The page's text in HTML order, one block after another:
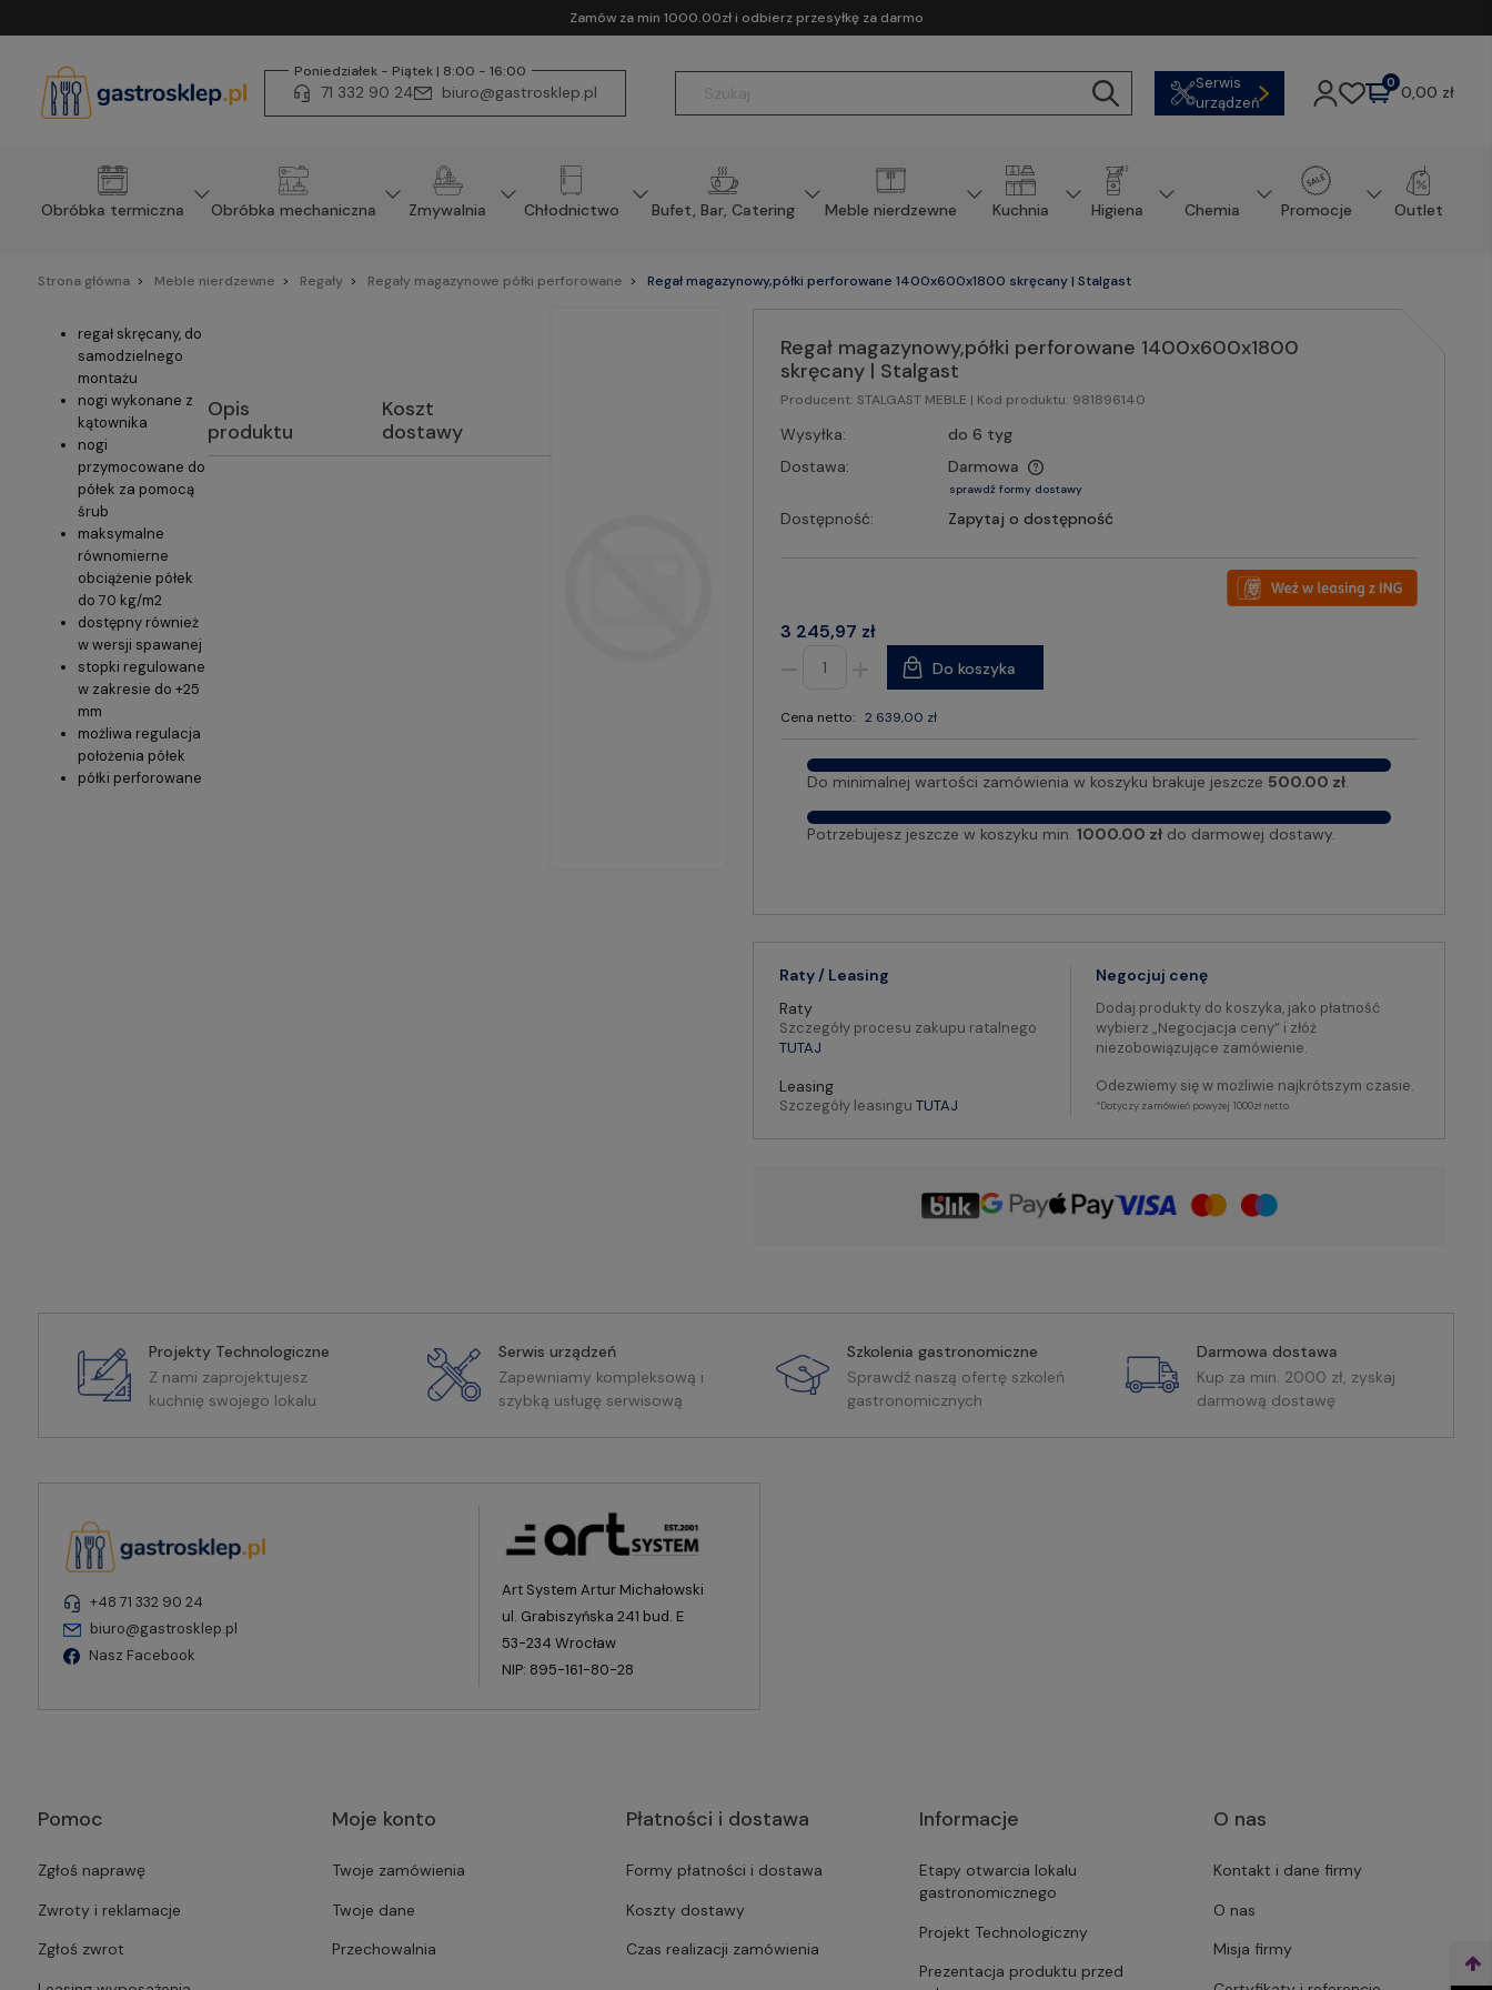
Zamów za min 1000.00zł i odbierz przesyłkę za darmo
Poniedziałek - Piątek | 8:00 - 16:00
71 332 90 24 biuro@gastrosklep.pl
Serwis
urządzeń
0,00 zł
0
Obróbka termiczna Obróbka mechaniczna Zmywalnia Chłodnictwo Bufet, Bar, Catering Meble nierdzewne Kuchnia Higiena Chemia Promocje Outlet
Strona główna Meble nierdzewne Regały Regały magazynowe półki perforowane Regał magazynowy,półki perforowane 1400x600x1800 skręcany | Stalgast
Opis
produktu
Koszt
dostawy
regał skręcany, do
samodzielnego
montażu
nogi wykonane z
kątownika
nogi
przymocowane do
półek za pomocą
śrub
maksymalne
równomierne
obciążenie półek
do 70 kg/m2
dostępny również
w wersji spawanej
stopki regulowane
w zakresie do +25
mm
możliwa regulacja
położenia półek
półki perforowane
Regał magazynowy,półki perforowane 1400x600x1800
skręcany | Stalgast
Producent: STALGAST MEBLE | Kod produktu: 981896140
Wysyłka:
do 6 tyg
Dostawa:
Darmowa
sprawdź formy dostawy
Dostępność: Zapytaj o dostępność
3 245,97 zł
Cena netto: 2 639,00 zł
Do koszyka
Do minimalnej wartości zamówienia w koszyku brakuje jeszcze 500.00 zł.
Potrzebujesz jeszcze w koszyku min. 1000.00 złdo darmowej dostawy.
Raty / Leasing
Raty
Szczegóły procesu zakupu ratalnego
TUTAJ
Leasing
Szczegóły leasinguTUTAJ
Negocjuj cenę
Dodaj produkty do koszyka, jako płatność
wybierz „Negocjacja ceny” i złóż
niezobowiązujące zamówienie.
Odezwiemy się w możliwie najkrótszym czasie.
*Dotyczy zamówień powyżej 1000zł netto
Projekty Technologiczne
Z nami zaprojektujesz
kuchnię swojego lokalu
Serwis urządzeń
Zapewniamy kompleksową i
szybką usługę serwisową
Szkolenia gastronomiczne
Sprawdź naszą ofertę szkoleń
gastronomicznych
Darmowa dostawa
Kup za min. 2000 zł, zyskaj
darmową dostawę
+48 71 332 90 24
biuro@gastrosklep.pl
Nasz Facebook
Art System Artur Michałowski
ul. Grabiszyńska 241 bud. E
53-234 Wrocław
NIP: 895-161-80-28
Pomoc
Zgłoś naprawę
Zwroty i reklamacje
Zgłoś zwrot
Moje konto
Twoje zamówienia
Twoje dane
Przechowalnia
Płatności i dostawa
Formy płatności i dostawa
Koszty dostawy
Czas realizacji zamówienia
Informacje
Etapy otwarcia lokalu
gastronomicznego
Projekt Technologiczny
Prezentacja produktu przed
O nas
Kontakt i dane firmy
O nas
Misja firmy